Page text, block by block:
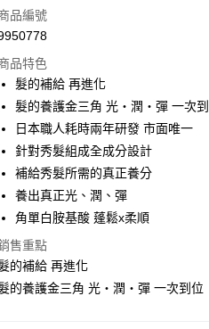
Pay
Pay
街口支付
悠遊付
Google Pay
AFTEE先享後付
相關說明
AFTEE先享後付是「在收到商品之後才付
便利好安心！
１．簡單：不需註冊會員、不需綁卡、不需
享券
品編號
品特色
髮的補給 再進化
髮的養護金三角 光‧潤‧彈 一次
日本職人耗時兩年研發 市面唯一
針對秀髮組成全成分設計
補給秀髮所需的真正養分
養出真正光、潤、彈
角單白胺基酸 蓬鬆x柔順
售重點
的補給 再進化
的養護金三角 光‧潤‧彈 一次到位